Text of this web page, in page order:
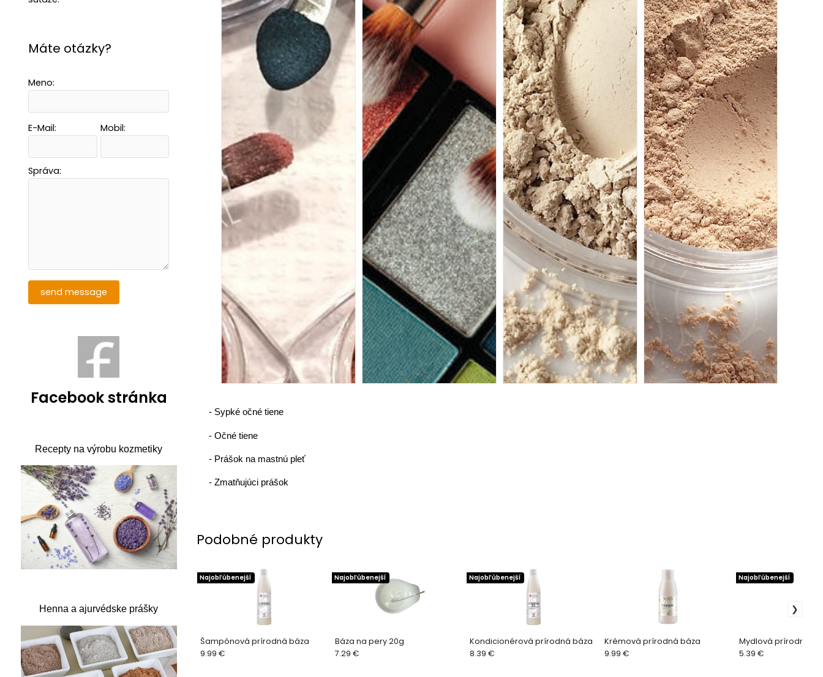
Máte otázky?
Meno:
E-Mail: Mobil:
Správa:
Facebook stránka
Recepty na výrobu kozmetiky
Henna a ajurvédske prášky
- Sypké očné tiene
- Očné tiene
- Prášok na mastnú pleť
- Zmatňujúci prášok
Podobné produkty
Šampónová prírodná báza
Najobľúbenejší
9.99 €
Báza na pery 20g
Najobľúbenejší
7.29 €
Kondicionérová prírodná báza
Najobľúbenejší
8.39 €
Krémová prírodná báza
9.99 €
Mydlová prírodná
Najobľúbenejší
5.39 €